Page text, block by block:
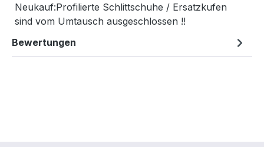
Neukauf:Profilierte Schlittschuhe / Ersatzkufen
sind vom Umtausch ausgeschlossen !!
Bewertungen